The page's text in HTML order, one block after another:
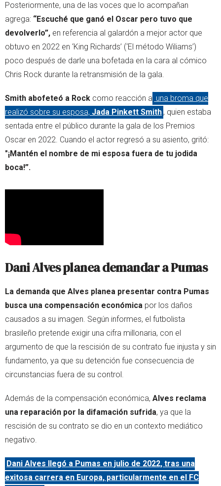
Posteriormente, una de las voces que lo acompañan
agrega: “Escuché que ganó el Oscar pero tuvo que
devolverlo”, en referencia al galardón a mejor actor que
obtuvo en 2022 en ‘King Richards’ (‘El método Wiliams’)
poco después de darle una bofetada en la cara al cómico
Chris Rock durante la retransmisión de la gala.
Smith abofeteó a Rock como reacción a una broma que
realizó sobre su esposa, Jada Pinkett Smith , quien estaba
sentada entre el público durante la gala de los Premios
Oscar en 2022. Cuando el actor regresó a su asiento, gritó:
"¡Mantén el nombre de mi esposa fuera de tu jodida
boca!”.
Dani Alves planea demandar a Pumas
La demanda que Alves planea presentar contra Pumas
busca una compensación económica por los daños
causados a su imagen. Según informes, el futbolista
brasileño pretende exigir una cifra millonaria, con el
argumento de que la rescisión de su contrato fue injusta y sin
fundamento, ya que su detención fue consecuencia de
circunstancias fuera de su control.
Además de la compensación económica, Alves reclama
una reparación por la difamación sufrida, ya que la
rescisión de su contrato se dio en un contexto mediático
negativo.
Dani Alves llegó a Pumas en julio de 2022, tras una
exitosa carrera en Europa, particularmente en el FC